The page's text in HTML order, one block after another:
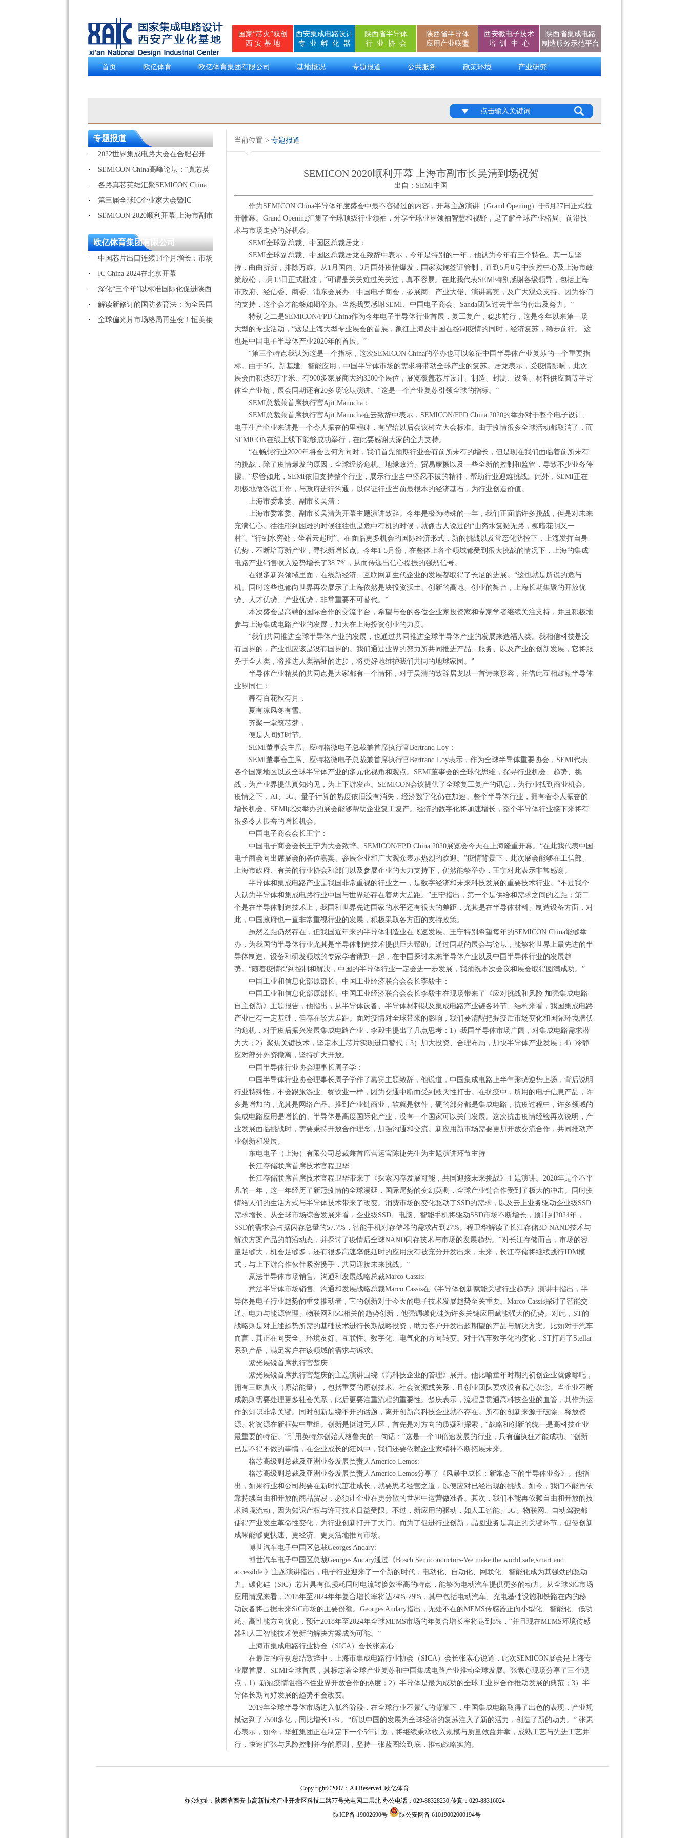
国家“芯火”双创
西 安 基 地
西安集成电路设计
专 业 孵 化 器
陕西省半导体
行 业 协 会
陕西省半导体
应用产业联盟
西安微电子技术
培 训 中 心
陕西省集成电路
制造服务示范平台
首页 欧亿体育 欧亿体育集团有限公司 基地概况 专题报道 公共服务 政策环境 产业研究
专题报道
· 2022世界集成电路大会在合肥召开
· SEMICON China高峰论坛：“真芯英
雄”欢聚一堂
· 各路真芯英雄汇聚SEMICON China
2021开幕主题演讲抒发芯…
· 第三届全球IC企业家大会暨IC
China2020在上海开幕
· SEMICON 2020顺利开幕 上海市副市
欧亿体育集团有限公司
· 中国芯片出口连续14个月增长：市场
复苏 无惧围堵
· IC China 2024在北京开幕
· 深化“三个年”以标准国际化促进陕西
经济高质量发展活动…
· 解读新修订的国防教育法：为全民国
防教育提供坚强法律保…
· 全球偏光片市场格局再生变！恒美接
当前位置 > 专题报道
SEMICON 2020顺利开幕 上海市副市长吴清到场祝贺
出自：SEMI中国
作为SEMICON China半导体年度盛会中最不容错过的内容，开幕主题演讲（Grand Opening）于6月27日正式拉
开帷幕。Grand Opening汇集了全球顶级行业领袖，分享全球业界领袖智慧和视野，是了解全球产业格局、前沿技
术与市场走势的好机会。
SEMI全球副总裁、中国区总裁居龙：
SEMI全球副总裁、中国区总裁居龙在致辞中表示，今年是特别的一年，他认为今年有三个特色。其一是坚
持，曲曲折折，排除万难。从1月国内、3月国外疫情爆发，国家实施签证管制，直到5月8号中疾控中心及上海市政
策放松，5月13日正式批准，“可谓是关关难过关关过，真不容易。在此我代表SEMI特别感谢各级领导，包括上海
市政府、经信委、商委、浦东会展办、中国电子商会，参展商、产业大佬、演讲嘉宾，及广大观众支持。因为你们
的支持，这个会才能够如期举办。当然我要感谢SEMI、中国电子商会、Sanda团队过去半年的付出及努力。”
特别之二是SEMICON/FPD China作为今年电子半导体行业首展，复工复产，稳步前行，这是今年以来第一场
大型的专业活动，“这是上海大型专业展会的首展，象征上海及中国在控制疫情的同时，经济复苏，稳步前行。 这
也是中国电子半导体产业2020年的首展。”
“第三个特点我认为这是一个指标，这次SEMICON China的举办也可以象征中国半导体产业复苏的一个重要指
标。由于5G、新基建、智能应用，中国半导体市场的需求将带动全球产业的复苏。居龙表示，受疫情影响，此次
展会面积达8万平米、有900多家展商大约3200个展位，展览覆盖芯片设计、制造、封测、设备、材料供应商等半导
体全产业链，展会同期还有20多场论坛演讲。“这是一个产业复苏引领全球的指标。”
SEMI总裁兼首席执行官Ajit Manocha：
SEMI总裁兼首席执行官Ajit Manocha在云致辞中表示，SEMICON/FPD China 2020的举办对于整个电子设计、
电子生产企业来讲是一个令人振奋的里程碑，有望给以后会议树立大会标准。由于疫情很多全球活动都取消了，而
SEMICON在线上线下能够成功举行，在此要感谢大家的全力支持。
“在畅想行业2020年将会去何方向时，我们首先预期行业会有前所未有的增长，但是现在我们面临着前所未有
的挑战，除了疫情爆发的原因，全球经济危机、地缘政治、贸易摩擦以及一些全新的控制和监管，导致不少业务停
摆。”尽管如此，SEMI依旧支持整个行业，展示行业当中坚忍不拔的精神，帮助行业迎难挑战。此外，SEMI正在
积极地做游说工作，与政府进行沟通，以保证行业当前最根本的经济基石，为行业创造价值。
上海市委常委、副市长吴清：
上海市委常委、副市长吴清为开幕主题演讲致辞。今年是极为特殊的一年，我们正面临许多挑战，但是对未来
充满信心。往往碰到困难的时候往往也是危中有机的时候，就像古人说过的“山穷水复疑无路，柳暗花明又一
村”、“行到水穷处，坐看云起时”。在面临更多机会的国际经济形式，新的挑战以及常态化防控下，上海发挥自身
优势，不断培育新产业，寻找新增长点。今年1-5月份，在整体上各个领域都受到很大挑战的情况下，上海的集成
电路产业销售收入逆势增长了38.7%，从而传递出信心提振的强烈信号。
在很多新兴领域里面，在线新经济、互联网新生代企业的发展都取得了长足的进展。“这也就是所说的危与
机。同时这些也都向世界再次展示了上海依然是块投资沃土、创新的高地、创业的舞台，上海长期集聚的开放优
势、人才优势、产业优势，非常重要不可替代。”
本次盛会是高端的国际合作的交流平台，希望与会的各位企业家投资家和专家学者继续关注支持，并且积极地
参与上海集成电路产业的发展，加大在上海投资创业的力度。
“我们共同推进全球半导体产业的发展，也通过共同推进全球半导体产业的发展来造福人类。我相信科技是没
有国界的，产业也应该是没有国界的。我们通过业界的努力所共同推进产品、服务、以及产业的创新发展，它将服
务于全人类，将推进人类福祉的进步，将更好地维护我们共同的地球家园。”
半导体产业精英的共同点是大家都有一个情怀，对于吴清的致辞居龙以一首诗来形容，并借此互相鼓励半导体
业界同仁：
春有百花秋有月，
夏有凉风冬有雪。
齐聚一堂筑芯梦，
便是人间好时节。
SEMI董事会主席、应特格微电子总裁兼首席执行官Bertrand Loy：
SEMI董事会主席、应特格微电子总裁兼首席执行官Bertrand Loy表示，作为全球半导体重要协会，SEMI代表
各个国家地区以及全球半导体产业的多元化视角和观点。SEMI董事会的全球化思维，探寻行业机会、趋势、挑
战，为产业界提供真知灼见，为上下游发声。SEMICON会议提供了全球复工复产的讯息，为行业找到商业机会。
疫情之下，AI、5G、量子计算的热度依旧没有消失，经济数字化仍在加速。整个半导体行业，拥有着令人振奋的
增长机会。SEMI此次举办的展会能够帮助企业复工复产。经济的数字化将加速增长，整个半导体行业接下来将有
很多令人振奋的增长机会。
中国电子商会会长王宁：
中国电子商会会长王宁为大会致辞。SEMICON/FPD China 2020展览会今天在上海隆重开幕。“在此我代表中国
电子商会向出席展会的各位嘉宾、参展企业和广大观众表示热烈的欢迎。”疫情背景下，此次展会能够在工信部、
上海市政府、有关的行业协会和部门以及参展企业的大力支持下，仍然能够举办，王宁对此表示非常感谢。
半导体和集成电路产业是我国非常重视的行业之一，是数字经济和未来科技发展的重要技术行业。“不过我个
人认为半导体和集成电路行业中国与世界还存在着两大差距。”王宁指出，第一个是供给和需求之间的差距；第二
个是在半导体制造技术上，我国和世界先进国家的水平还有很大的差距，尤其是在半导体材料、制造设备方面，对
此，中国政府也一直非常重视行业的发展，积极采取各方面的支持政策。
虽然差距仍然存在，但我国近年来的半导体制造业在飞速发展。王宁特别希望每年的SEMICON China能够举
办，为我国的半导体行业尤其是半导体制造技术提供巨大帮助。通过同期的展会与论坛，能够将世界上最先进的半
导体制造、设备和研发领域的专家学者请到一起，在中国探讨未来半导体产业以及中国半导体行业的发展趋
势。“随着疫情得到控制和解决，中国的半导体行业一定会进一步发展，我预祝本次会议和展会取得圆满成功。”
中国工业和信息化部原部长、中国工业经济联合会会长李毅中：
中国工业和信息化部原部长、中国工业经济联合会会长李毅中在现场带来了《应对挑战和风险 加强集成电路
自主创新》主题报告，他指出，从半导体设备、半导体材料以及集成电路产业链各环节、结构来看，我国集成电路
产业已有一定基础，但存在较大差距。面对疫情对全球带来的影响，我们要清醒把握疫后市场变化和国际环境潜伏
的危机，对于疫后振兴发展集成电路产业，李毅中提出了几点思考：1）我国半导体市场广阔，对集成电路需求潜
力大；2）聚焦关键技术，坚定本土芯片实现进口替代；3）加大投资、合理布局，加快半导体产业发展；4）冷静
应对部分外资撤离，坚持扩大开放。
中国半导体行业协会理事长周子学：
中国半导体行业协会理事长周子学作了嘉宾主题致辞，他说道，中国集成电路上半年形势逆势上扬，背后说明
行业特殊性，不会跟旅游业、餐饮业一样，因为交通中断而受到毁灭性打击。在抗疫中，所用的电子信息产品，许
多是增加的，尤其是网络产品。推到产业链商业，软就是软件，硬的部分都是集成电路，抗疫过程中，许多领域的
集成电路应用是增长的。半导体是高度国际化产业，没有一个国家可以关门发展。这次抗击疫情经验再次说明，产
业发展面临挑战时，需要秉持开放合作理念，加强沟通和交流。新应用新市场需要更加开放交流合作，共同推动产
业创新和发展。
东电电子（上海）有限公司总裁兼首席营运官陈捷先生为主题演讲环节主持
长江存储联席首席技术官程卫华:
长江存储联席首席技术官程卫华带来了《探索闪存发展可能，共同迎接未来挑战》主题演讲。2020年是个不平
凡的一年，这一年经历了新冠疫情的全球漫延，国际局势的变幻莫测，全球产业链合作受到了极大的冲击。同时疫
情给人们的生活方式与半导体技术带来了改变。消费市场的变化驱动了SSD的需求，以及云上业务驱动企业级SSD
需求增长。从全球市场综合发展来看，企业级SSD、电脑、智能手机将驱动SSD市场不断增长，预计到2024年，
SSD的需求会占据闪存总量的57.7%，智能手机对存储器的需求占到27%。程卫华解读了长江存储3D NAND技术与
解决方案产品的前沿动态，并探讨了疫情后全球NAND闪存技术与市场的发展趋势。“对长江存储而言，市场的容
量足够大，机会足够多，还有很多高速率低延时的应用没有被充分开发出来，未来，长江存储将继续践行IDM模
式，与上下游合作伙伴紧密携手，共同迎接未来挑战。”
意法半导体市场销售、沟通和发展战略总裁Marco Cassis:
意法半导体市场销售、沟通和发展战略总裁Marco Cassis在《半导体创新赋能关键行业趋势》演讲中指出，半
导体是电子行业趋势的重要推动者，它的创新对于今天的电子技术发展趋势至关重要。Marco Cassis探讨了智能交
通、电力与能源管理、物联网和5G相关的趋势创新，他强调碳化硅为许多关键应用赋能强大的优势。对此，ST的
战略则是对上述趋势所需的基础技术进行长期战略投资，助力客户开发出超期望的产品与解决方案。比如对于汽车
而言，其正在向安全、环境友好、互联性、数字化、电气化的方向转变。对于汽车数字化的变化，ST打造了Stellar
系列产品，满足客户在该领域的需求与诉求。
紫光展锐首席执行官楚庆 :
紫光展锐首席执行官楚庆的主题演讲围绕《高科技企业的管理》展开。他比喻童年时期的初创企业就像哪吒，
拥有三昧真火（原始能量），包括重要的原创技术、社会资源或关系，且创业团队要求没有私心杂念。当企业不断
成熟则需要处理更多社会关系，此后更要注重流程的重要性。楚庆表示，流程是贯通高科技企业的血管，其作为运
作的知识非常关键。同时创新是绕不开的话题，离开创新高科技企业就不存在。所有的创新来源于破除、释放资
源、将资源在新框架中重组。创新是挺进无人区，首先是对方向的质疑和探索，“战略和创新的统一是高科技企业
最重要的特征。”引用英特尔创始人格鲁夫的一句话：“这是一个10倍速发展的行业，只有偏执狂才能成功。”创新
已是不得不做的事情，在企业成长的狂风中，我们还要依赖企业家精神不断拓展未来。
格芯高级副总裁及亚洲业务发展负责人Americo Lemos:
格芯高级副总裁及亚洲业务发展负责人Americo Lemos分享了《风暴中成长：新常态下的半导体业务》。他指
出，如果行业和公司想要在新时代茁壮成长，就要思考经营之道，以便应对已经出现的挑战。如今，我们不能再依
靠持续自由和开放的商品贸易，必须让企业在更分散的世界中运营做准备。其次，我们不能再依赖自由和开放的技
术跨境流动，因为知识产权与许可技术日益受限。不过，新应用的驱动，如人工智能、5G、物联网、自动驾驶都
使得产业发生革命性变化，为行业创新打开了大门。而为了促进行业创新，晶圆业务是真正的关键环节，促使创新
成果能够更快速、更经济、更灵活地推向市场。
博世汽车电子中国区总裁Georges Andary:
博世汽车电子中国区总裁Georges Andary通过《Bosch Semiconductors-We make the world safe,smart and
accessible.》主题演讲指出，电子行业迎来了一个新的时代，电动化、自动化、网联化、智能化成为其强劲的驱动
力。碳化硅（SiC）芯片具有低损耗同时电流转换效率高的特点，能够为电动汽车提供更多的动力。从全球SiC市场
应用情况来看，2018年至2024年年复合增长率将达24%-29%，其中包括电动汽车、充电基础设施和铁路在内的移
动设备将占据未来SiC市场的主要份额。Georges Andary指出，无处不在的MEMS传感器正向小型化、智能化、低功
耗、高性能方向优化，预计2018年至2024年全球MEMS市场的年复合增长率将达到8%，“并且现在MEMS环境传感
器和人工智能技术使新的解决方案成为可能。”
上海市集成电路行业协会（SICA）会长张素心:
在最后的特别总结致辞中，上海市集成电路行业协会（SICA）会长张素心说道，此次SEMICON展会是上海专
业展首展、SEMI全球首展，其标志着全球产业复苏和中国集成电路产业推动全球发展。张素心现场分享了三个观
点，1）新冠疫情阻挡不住业界开放合作的热度；2）半导体是最为成功的全球工业界合作推动发展的典范；3）半
导体长期向好发展的趋势不会改变。
2019年全球半导体市场进入低谷阶段，在全球行业不景气的背景下，中国集成电路取得了出色的表现，产业规
模达到了7500多亿，同比增长15%。“所以中国的发展为全球经济的复苏注入了新的活力，创造了新的动力。” 张素
心表示，如今，华虹集团正在制定下一个5年计划，将继续秉承收入规模与质量效益并举，成熟工艺与先进工艺并
行，快速扩张与风险控制并存的原则，坚持一张蓝图绘到底，推动战略实施。
Copy right©2007：All Reserved. 欧亿体育
办公地址：陕西省西安市高新技术产业开发区科技二路77号光电园二层北 办公电话：029-88328230 传真：029-88316024
陕ICP备 19002690号
陕公安网备 61019002000194号